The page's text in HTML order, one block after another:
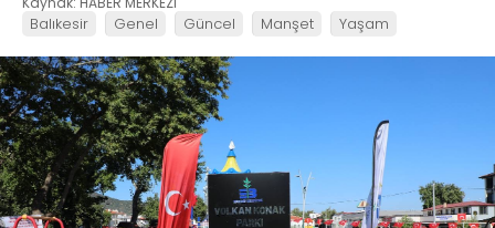
Balıkesir Genel Güncel Manşet Yaşam